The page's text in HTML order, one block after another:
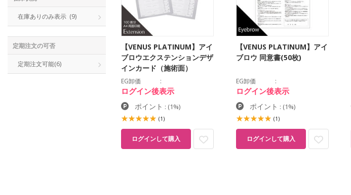
在庫ありのみ表示 (9)
定期注文の可否
定期注文可能(6)
【VENUS PLATINUM】アイ
ブロウエクステンションデザ
インカード（施術面）
EG卸価
ログイン後表示
ポイント : (1%)
(1)
ログインして購入
【VENUS PLATINUM】アイ
ブロウ 同意書(50枚)
EG卸価
ログイン後表示
ポイント : (1%)
(1)
ログインして購入